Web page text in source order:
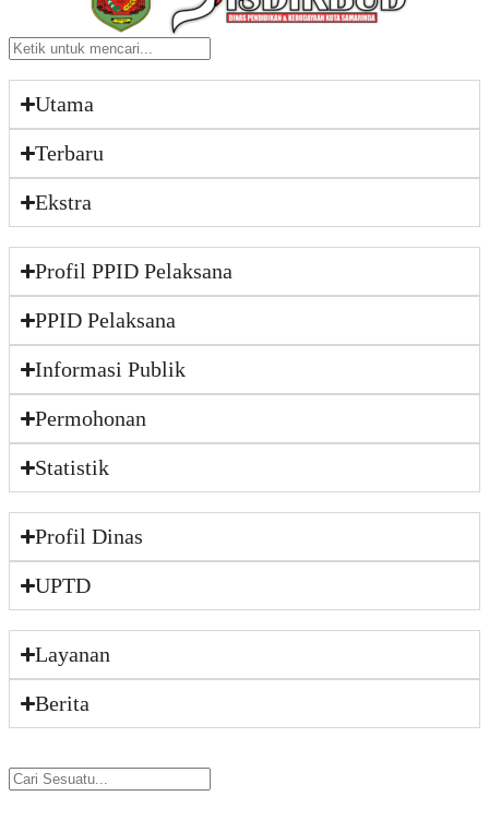
Utama
Terbaru
Ekstra
Profil PPID Pelaksana
PPID Pelaksana
Informasi Publik
Permohonan
Statistik
Profil Dinas
UPTD
Layanan
Berita